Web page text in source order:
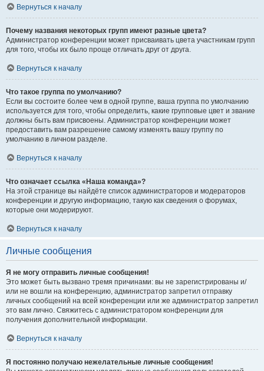
Вернуться к началу
Почему названия некоторых групп имеют разные цвета?
Администратор конференции может присваивать цвета участникам групп
для того, чтобы их было проще отличать друг от друга.
Вернуться к началу
Что такое группа по умолчанию?
Если вы состоите более чем в одной группе, ваша группа по умолчанию
используется для того, чтобы определить, какие групповые цвет и звание
должны быть вам присвоены. Администратор конференции может
предоставить вам разрешение самому изменять вашу группу по
умолчанию в личном разделе.
Вернуться к началу
Что означает ссылка «Наша команда»?
На этой странице вы найдёте список администраторов и модераторов
конференции и другую информацию, такую как сведения о форумах,
которые они модерируют.
Вернуться к началу
Личные сообщения
Я не могу отправить личные сообщения!
Это может быть вызвано тремя причинами: вы не зарегистрированы и/
или не вошли на конференцию, администратор запретил отправку
личных сообщений на всей конференции или же администратор запретил
это вам лично. Свяжитесь с администратором конференции для
получения дополнительной информации.
Вернуться к началу
Я постоянно получаю нежелательные личные сообщения!